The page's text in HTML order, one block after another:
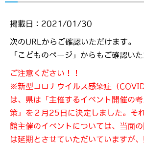
掲載日：2021/01/30
次のURLからご確認いただけます。
「こどものページ」からもご確認いた
ご注意ください！！
※新型コロナウイルス感染症（
は、県は「主催するイベント開催の
策」を２月25日に決定しました。そ
館主催のイベントについては、当面
は延期とさせていただいていますが